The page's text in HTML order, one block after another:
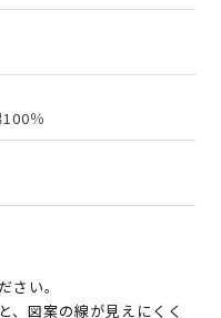
％
い。
図案の線が見えにくく